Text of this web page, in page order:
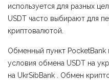
используется для разных
USDT часто выбирают для
криптовалютой.
Обменный пункт PocketBank
условия обмена USDT на
на UkrSibBank . Обмен